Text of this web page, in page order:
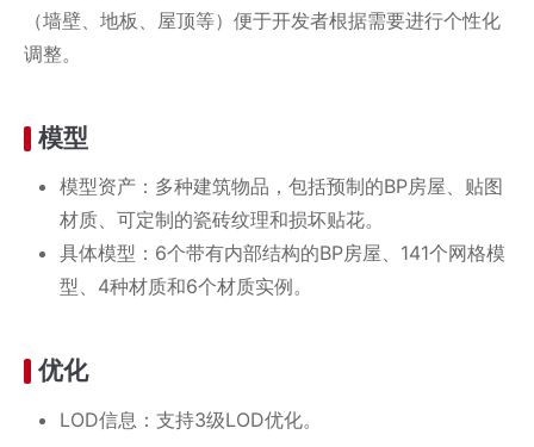
（墙壁、地板、屋顶等）便于开发者根据需要进行个性化
调整。
模型
模型资产：多种建筑物品，包括预制的BP房屋、贴图
材质、可定制的瓷砖纹理和损坏贴花。
具体模型：6个带有内部结构的BP房屋、141个网格模
型、4种材质和6个材质实例。
优化
LOD信息：支持3级LOD优化。